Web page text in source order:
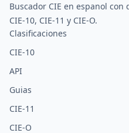
Buscador CIE en espanol
CIE-10, CIE-11 y CIE-O.
Clasificaciones
CIE-10
API
Guias
CIE-11
CIE-O